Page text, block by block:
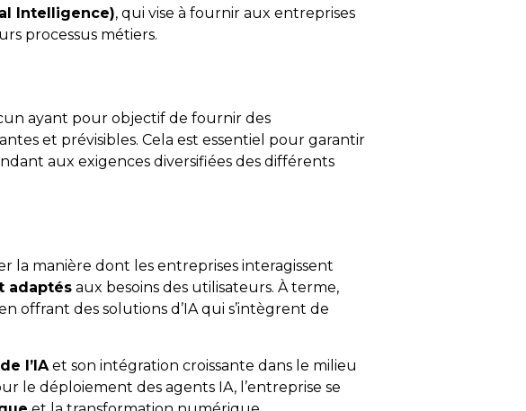
Intelligence), qui vise à fournir aux entreprises
processus métiers.
ayant pour objectif de fournir des
et prévisibles. Cela est essentiel pour garantir
aux exigences diversifiées des différents
la manière dont les entreprises interagissent
adaptés aux besoins des utilisateurs. À terme,
offrant des solutions d’IA qui s’intègrent de
l’IA et son intégration croissante dans le milieu
le déploiement des agents IA, l’entreprise se